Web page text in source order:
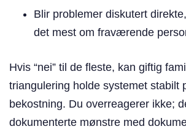
Blir problemer diskutert
det mest om fraværende
Hvis “nei” til de fleste, kan giftig
triangulering holde systemet stabilt
bekostning. Du overreagerer ikke;
dokumenterte mønstre med